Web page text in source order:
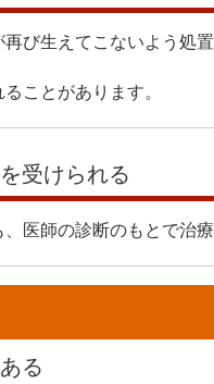
び生えてこないよう処
ことがあります。
受けられる
医師の診断のもとで治
る